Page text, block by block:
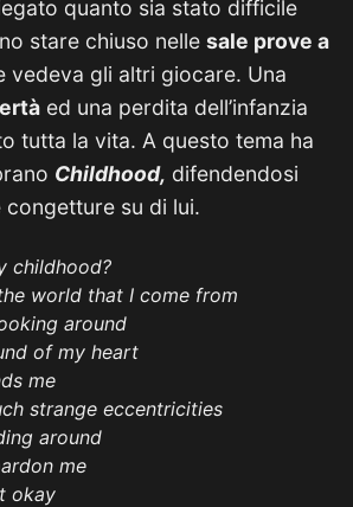
quanto sia stato difficile
stare chiuso nelle sale prove a
vedeva gli altri giocare. Una
ed una perdita dell’infanzia
tutta la vita. A questo tema ha
Childhood, difendendosi
congetture su di lui.
childhood?
world that I come from
around
of my heart
me
strange eccentricities
around
me
okay